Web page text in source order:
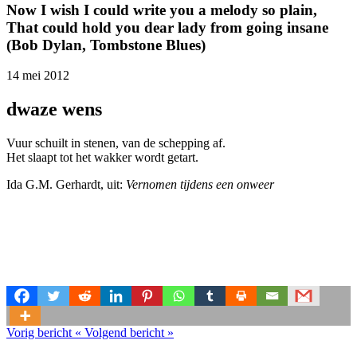
Now I wish I could write you a melody so plain,
That could hold you dear lady from going insane
(Bob Dylan, Tombstone Blues)
14 mei 2012
dwaze wens
Vuur schuilt in stenen, van de schepping af.
Het slaapt tot het wakker wordt getart.
Ida G.M. Gerhardt, uit: Vernomen tijdens een onweer
Vorig bericht « Volgend bericht »